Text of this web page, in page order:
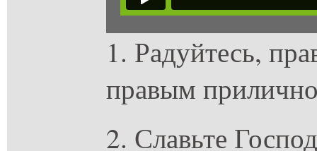
1. Радуйтесь,
правым
2. Славьте